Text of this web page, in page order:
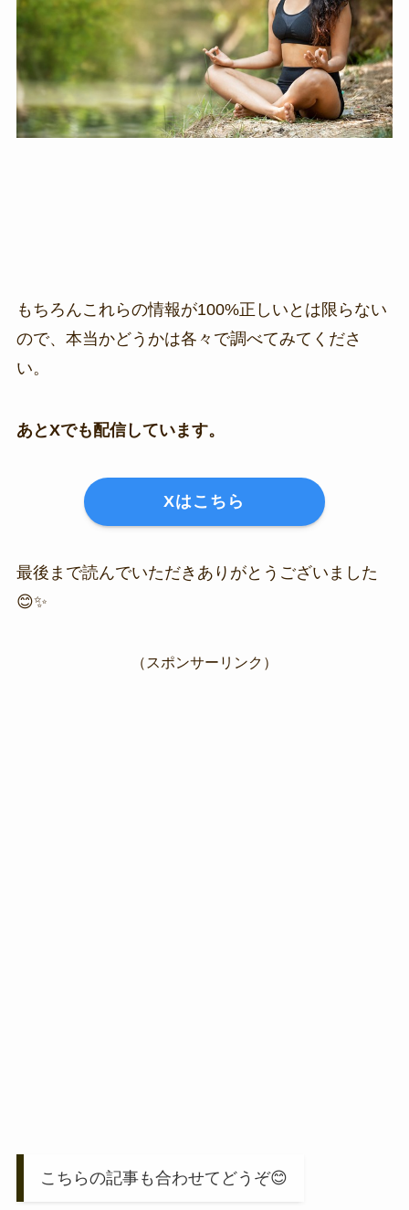
もちろんこれらの情報が100%正しいとは限らない
ので、本当かどうかは各々で調べてみてくださ
い。
あとXでも配信しています。
Xはこちら
最後まで読んでいただきありがとうございました
😊✨
（スポンサーリンク）
こちらの記事も合わせてどうぞ😊